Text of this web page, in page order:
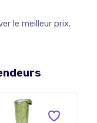
le meilleur prix.